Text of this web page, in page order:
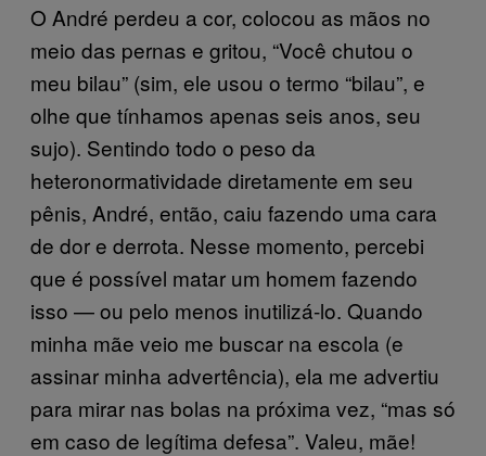
O André perdeu a cor, colocou as mãos no
meio das pernas e gritou, “Você chutou o
meu bilau” (sim, ele usou o termo “bilau”, e
olhe que tínhamos apenas seis anos, seu
sujo). Sentindo todo o peso da
heteronormatividade diretamente em seu
pênis, André, então, caiu fazendo uma cara
de dor e derrota. Nesse momento, percebi
que é possível matar um homem fazendo
isso — ou pelo menos inutilizá-lo. Quando
minha mãe veio me buscar na escola (e
assinar minha advertência), ela me advertiu
para mirar nas bolas na próxima vez, “mas só
em caso de legítima defesa”. Valeu, mãe!